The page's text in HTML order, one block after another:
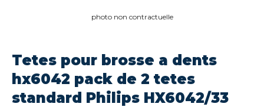
photo non contractuelle
Tetes pour brosse a dents
hx6042 pack de 2 tetes
standard Philips HX6042/33